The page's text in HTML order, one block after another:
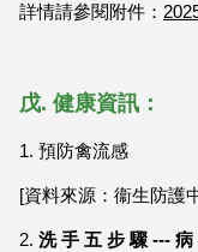
詳情請參閱附件：
戊. 健康資訊：
1. 預防禽流感
[資料來源：衞生防護
2. 洗 手 五 步 驟 ---